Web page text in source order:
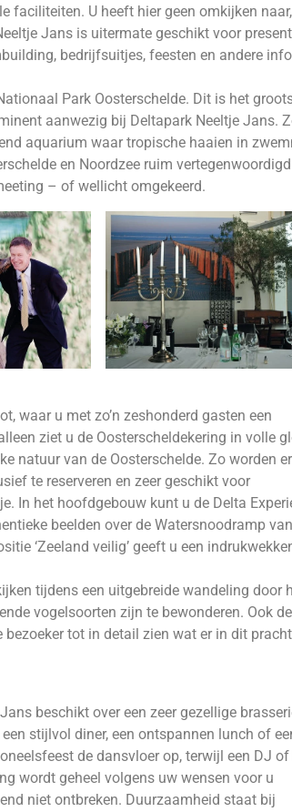
faciliteiten. U heeft hier geen omkijken
Jans is uitermate geschikt voor
bedrijfsuitjes, feesten en andere
Park Oosterschelde. Dit is het
aanwezig bij Deltapark Neeltje Jans.
aquarium waar tropische haaien in
en Noordzee ruim
– of wellicht omgekeerd.
waar u met zo’n zeshonderd gasten een
ziet u de Oosterscheldekering in volle
natuur van de Oosterschelde. Zo worden er
te reserveren en zeer geschikt voor
In het hoofdgebouw kunt u de Delta
beelden over de Watersnoodramp
‘Zeeland veilig’ geeft u een
tijdens een uitgebreide wandeling door
vogelsoorten zijn te bewonderen. Ook de
tot in detail zien wat er in dit
beschikt over een zeer gezellige
stijlvol diner, een ontspannen lunch of
de dansvloer op, terwijl een DJ
wordt geheel volgens uw wensen voor u
niet ontbreken. Duurzaamheid staat bij